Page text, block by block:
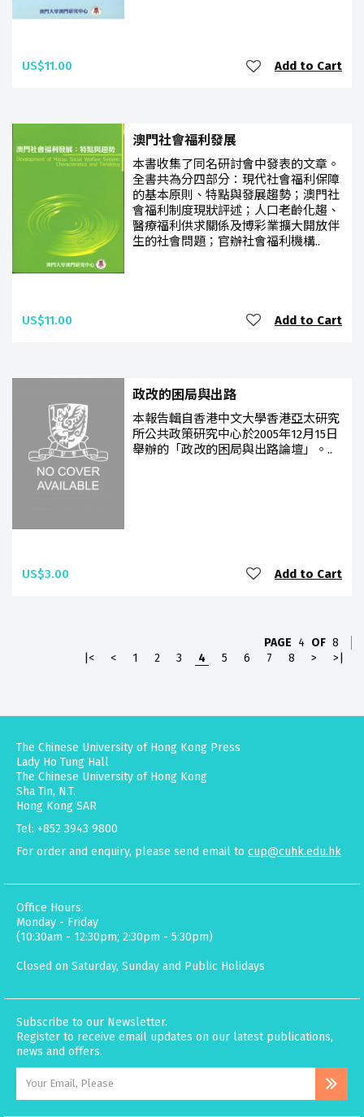
US$11.00 Add to Cart
澳門社會福利發展
本書收集了同名研討會中發表的文章。
全書共為分四部分：現代社會福利保障
的基本原則、特點與發展趨勢；澳門社
會福利制度現狀評述；人口老齡化趨、
醫療福利供求關係及博彩業擴大開放伴
生的社會問題；官辦社會福利機構..
US$11.00 Add to Cart
政改的困局與出路
本報告輯自香港中文大學香港亞太研究
所公共政策研究中心於2005年12月15日
舉辦的「政改的困局與出路論壇」。..
US$3.00 Add to Cart
PAGE 4 OF 8
|<
< 1 2 3 4 5 6 7 8 > >|
The Chinese University of Hong Kong Press
Lady Ho Tung Hall
The Chinese University of Hong Kong
Sha Tin, N.T.
Hong Kong SAR
Tel: +852 3943 9800
For order and enquiry, please send email to cup@cuhk.edu.hk
Office Hours:
Monday - Friday
(10:30am - 12:30pm; 2:30pm - 5:30pm)
Closed on Saturday, Sunday and Public Holidays
Subscribe to our Newsletter.
Register to receive email updates on our latest publications,
news and offers.